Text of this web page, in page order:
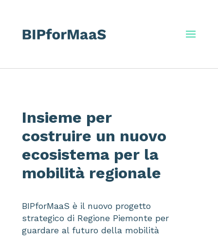
Insieme per
costruire un nuovo
ecosistema per la
mobilità regionale
BIPforMaaS è il nuovo progetto
strategico di Regione Piemonte per
guardare al futuro della mobilità